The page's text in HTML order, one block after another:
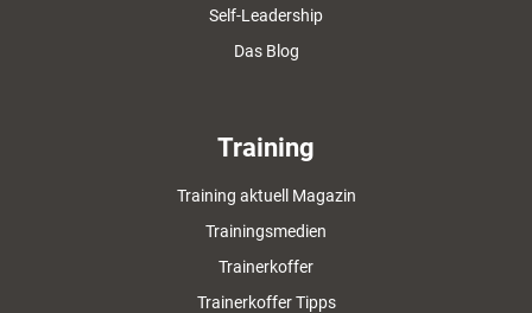
Self-Leadership
Das Blog
Training
Training aktuell Magazin
Trainingsmedien
Trainerkoffer
Trainerkoffer Tipps